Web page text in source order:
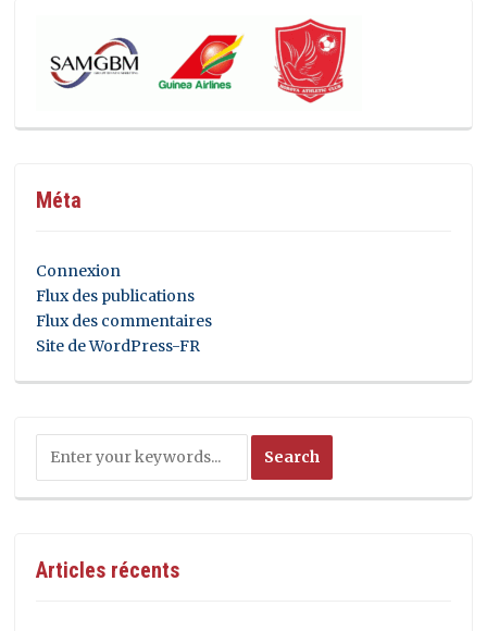
Méta
Connexion
Flux des publications
Flux des commentaires
Site de WordPress-FR
Articles récents